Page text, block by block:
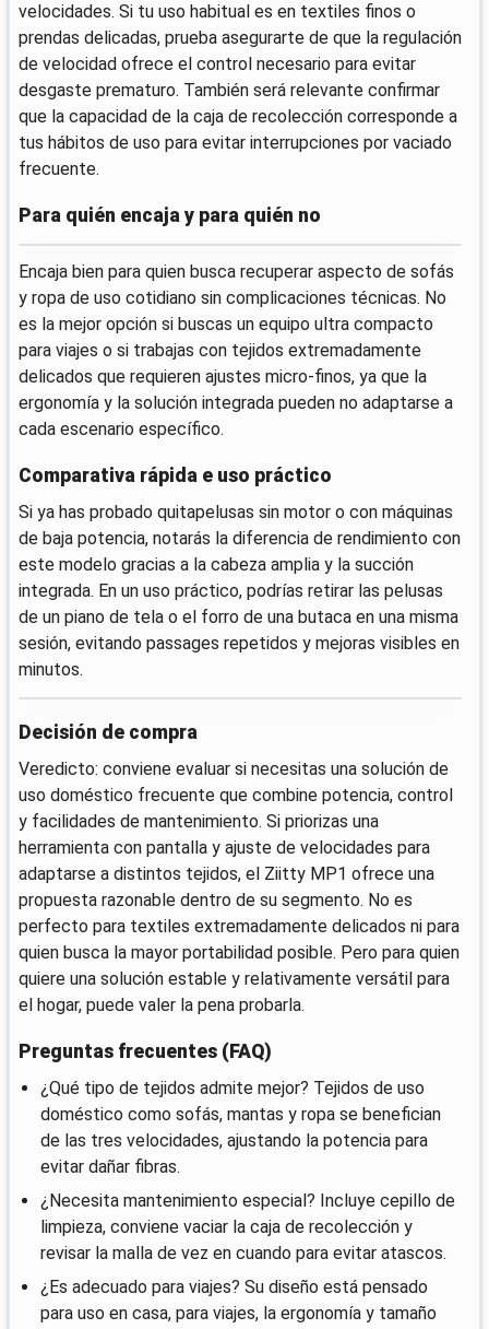
velocidades. Si tu uso habitual es en textiles finos o
prendas delicadas, prueba asegurarte de que la regulación
de velocidad ofrece el control necesario para evitar
desgaste prematuro. También será relevante confirmar
que la capacidad de la caja de recolección corresponde a
tus hábitos de uso para evitar interrupciones por vaciado
frecuente.
Para quién encaja y para quién no
Encaja bien para quien busca recuperar aspecto de sofás
y ropa de uso cotidiano sin complicaciones técnicas. No
es la mejor opción si buscas un equipo ultra compacto
para viajes o si trabajas con tejidos extremadamente
delicados que requieren ajustes micro-finos, ya que la
ergonomía y la solución integrada pueden no adaptarse a
cada escenario específico.
Comparativa rápida e uso práctico
Si ya has probado quitapelusas sin motor o con máquinas
de baja potencia, notarás la diferencia de rendimiento con
este modelo gracias a la cabeza amplia y la succión
integrada. En un uso práctico, podrías retirar las pelusas
de un piano de tela o el forro de una butaca en una misma
sesión, evitando passages repetidos y mejoras visibles en
minutos.
Decisión de compra
Veredicto: conviene evaluar si necesitas una solución de
uso doméstico frecuente que combine potencia, control
y facilidades de mantenimiento. Si priorizas una
herramienta con pantalla y ajuste de velocidades para
adaptarse a distintos tejidos, el Ziitty MP1 ofrece una
propuesta razonable dentro de su segmento. No es
perfecto para textiles extremadamente delicados ni para
quien busca la mayor portabilidad posible. Pero para quien
quiere una solución estable y relativamente versátil para
el hogar, puede valer la pena probarla.
Preguntas frecuentes (FAQ)
¿Qué tipo de tejidos admite mejor? Tejidos de uso
doméstico como sofás, mantas y ropa se benefician
de las tres velocidades, ajustando la potencia para
evitar dañar fibras.
¿Necesita mantenimiento especial? Incluye cepillo de
limpieza, conviene vaciar la caja de recolección y
revisar la malla de vez en cuando para evitar atascos.
¿Es adecuado para viajes? Su diseño está pensado
para uso en casa, para viajes, la ergonomía y tamaño